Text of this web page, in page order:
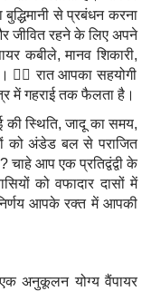
से प्रबंधन करना
जीवित रहने के लिए अपने
कबीले, मानव शिकारी,
🧛‍♂️ रात आपका सहयोगी
में गहराई तक फैलता है।
की स्थिति, जादू का समय,
को अंडेड बल से पराजित
आप एक प्रतिद्वंद्वी के
को वफादार दासों में
आपके रक्त में आपकी
अनुकूलन योग्य वैंपायर